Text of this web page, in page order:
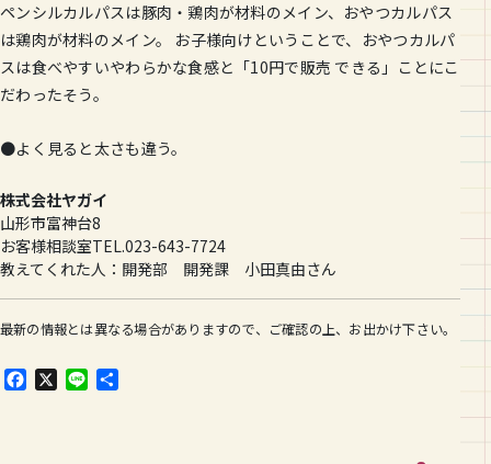
ペンシルカルパスは豚肉・鶏肉が材料のメイン、おやつカルパス
は鶏肉が材料のメイン。 お子様向けということで、おやつカルパ
スは食べやすいやわらかな食感と「10円で販売 できる」ことにこ
だわったそう。
●よく見ると太さも違う。
株式会社ヤガイ
山形市富神台8
お客様相談室TEL.023-643-7724
教えてくれた人：開発部 開発課 小田真由さん
最新の情報とは異なる場合がありますので、ご確認の上、お出かけ下さい。
F
X
L